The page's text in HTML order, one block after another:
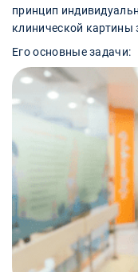
принцип
клинической картины
Его основные задачи: